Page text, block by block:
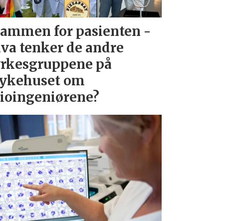
for pasienten -
tenker de andre
på
om